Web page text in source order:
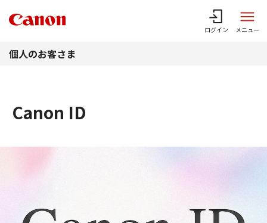
ログイン メニュー
個人のお客さま
Canon ID